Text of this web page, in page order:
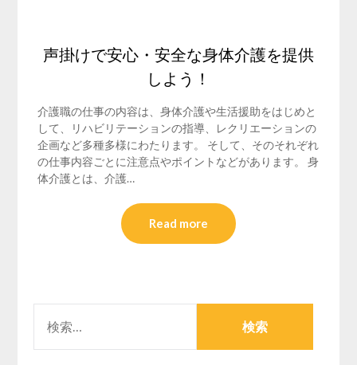
声掛けで安心・安全な身体介護を提供
しよう！
介護職の仕事の内容は、身体介護や生活援助をはじめと
して、リハビリテーションの指導、レクリエーションの
企画など多種多様にわたります。 そして、そのそれぞれ
の仕事内容ごとに注意点やポイントなどがあります。 身
体介護とは、介護…
Read more
索: